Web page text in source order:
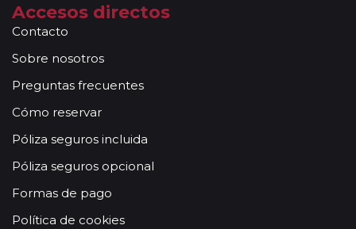
Accesos directos
Contacto
Sobre nosotros
Preguntas frecuentes
Cómo reservar
Póliza seguros incluida
Póliza seguros opcional
Formas de pago
Política de cookies